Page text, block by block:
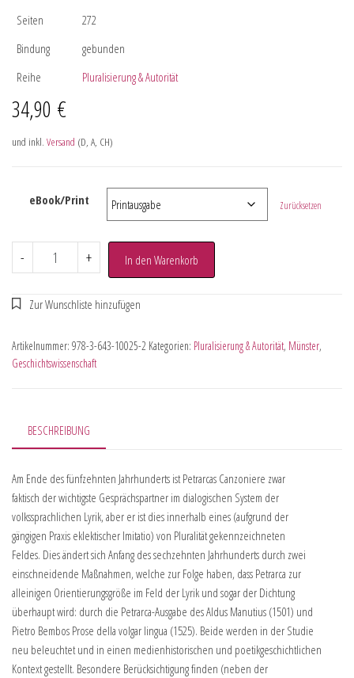
Seiten
272
Bindung
gebunden
Reihe
Pluralisierung & Autorität
34,90 €
und inkl. Versand (D, A, CH)
eBook/Print Zurücksetzen
- + In den Warenkorb
Artikelnummer: 978-3-643-10025-2 Kategorien: Pluralisierung & Autorität, Münster,
Geschichtswissenschaft
BESCHREIBUNG
Am Ende des fünfzehnten Jahrhunderts ist Petrarcas Canzoniere zwar
faktisch der wichtigste Gesprächspartner im dialogischen System der
volkssprachlichen Lyrik, aber er ist dies innerhalb eines (aufgrund der
gängigen Praxis eklektischer Imitatio) von Pluralität gekennzeichneten
Feldes. Dies ändert sich Anfang des sechzehnten Jahrhunderts durch zwei
einschneidende Maßnahmen, welche zur Folge haben, dass Petrarca zur
alleinigen Orientierungsgröße im Feld der Lyrik und sogar der Dichtung
überhaupt wird: durch die Petrarca-Ausgabe des Aldus Manutius (1501) und
Pietro Bembos Prose della volgar lingua (1525). Beide werden in der Studie
neu beleuchtet und in einen medienhistorischen und poetikgeschichtlichen
Kontext gestellt. Besondere Berücksichtigung finden (neben der